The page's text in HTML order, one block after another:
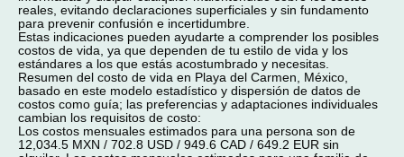
reales, evitando declaraciones superficiales y sin fundamento
para prevenir confusión e incertidumbre.
Estas indicaciones pueden ayudarte a comprender los posibles
costos de vida, ya que dependen de tu estilo de vida y los
estándares a los que estás acostumbrado y necesitas.
Resumen del costo de vida en Playa del Carmen, México,
basado en este modelo estadístico y dispersión de datos de
costos como guía; las preferencias y adaptaciones individuales
cambian los requisitos de costo:
Los costos mensuales estimados para una persona son de
12,034.5 MXN / 702.8 USD / 949.6 CAD / 649.2 EUR sin